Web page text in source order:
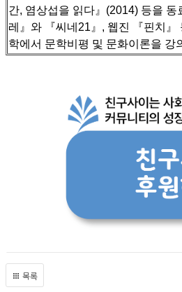
간, 염상섭을 읽다』(2014) 등을 동
레』와 『씨네21』, 웹진 『핀치』
학에서 문학비평 및 문화이론을 강
목록